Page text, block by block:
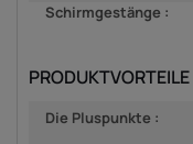
Schirmgestänge :
PRODUKTVORTEILE
Die Pluspunkte :